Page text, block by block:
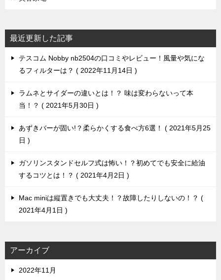
最近更新した記事
テスコム Nobby nb2504の口コミやレビュー！風量や気にな
るフィルターは？
2022年11月14日
ラムネとサイダーの違いとは！？ 味は変わらないって本
当！？
2021年5月30日
あずきバーが固い!？柔らかくする食べ方6選！
2021年5月25
日
ガソリンスタンドセルフ式は怖い！？初めてでも安全に給油
するコツとは！？
2021年4月2日
Mac miniは縦置きでも大丈夫！？故障したりしないの！？
2021年4月1日
アーカイブ
2022年11月